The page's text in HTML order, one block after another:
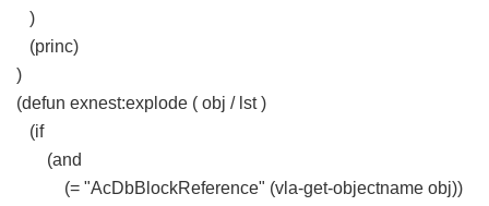
)
(princ)
)
(defun exnest:explode ( obj / lst )
(if
(and
(= "AcDbBlockReference" (vla-get-objectname obj))